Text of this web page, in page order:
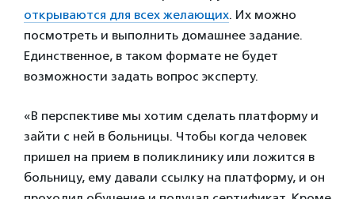
открываются для всех желающих. Их можно
посмотреть и выполнить домашнее задание.
Единственное, в таком формате не будет
возможности задать вопрос эксперту.
«В перспективе мы хотим сделать платформу и
зайти с ней в больницы. Чтобы когда человек
пришел на прием в поликлинику или ложится в
больницу, ему давали ссылку на платформу, и он